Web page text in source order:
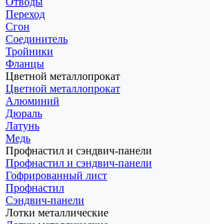
Переход
Сгон
Соединитель
Тройники
Фланцы
Цветной металлопрокат
Цветной металлопрокат
Алюминий
Дюраль
Латунь
Медь
Профнастил и сэндвич-панели
Профнастил и сэндвич-панели
Гофрированный лист
Профнастил
Сэндвич-панели
Лотки металлические